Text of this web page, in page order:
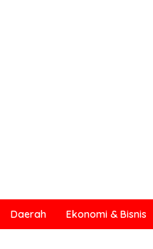
Daerah Ekonomi & Bisnis